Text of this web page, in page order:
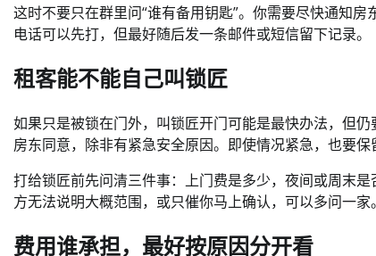
这时不要只在群里问“谁有备用钥匙”。你需要尽快通知
电话可以先打，但最好随后发一条邮件或短信留下记录。
租客能不能自己叫锁匠
如果只是被锁在门外，叫锁匠开门可能是最快办法，但
房东同意，除非有紧急安全原因。即使情况紧急，也要
打给锁匠前先问清三件事：上门费是多少，夜间或周末
方无法说明大概范围，或只催你马上确认，可以多问一家。
费用谁承担，最好按原因分开看